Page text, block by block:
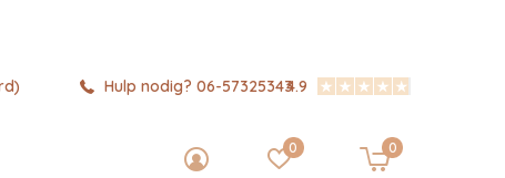
0 0
Hulp nodig? 06-573253434.9